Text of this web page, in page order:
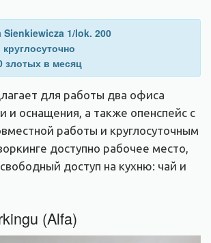
1/lok. 200
злотых в месяц
для работы два офиса
и оснащения, а также опенспейс с
работы и круглосуточным
доступно рабочее место,
доступ на кухню: чай и
(Alfa)